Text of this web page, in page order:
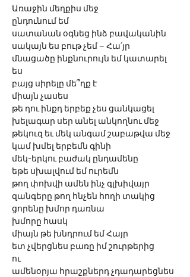
Առաջին մեղքիս մեջ
ընդունում եմ
սատանան օգնեց ինձ բավականին
սակայն ես բութ չեմ – Հա՛յր
մնացածը ինքնուրույն եմ կատարել
ես
բայց սիրելը մե՞ղք է
միայն չասես
թե դու ինքդ երբեք չես ցանկացել
խելագար սեր անել անկողնու մեջ
թեկուզ եւ մեկ անգամ շաբաթվա մեջ
կամ խմել երբեմն գինի
մեկ-երկու բաժակ ընդամենը
եթե սխալվում եմ ուրեմն
թող փոխվի ամեն ինչ գլխիվայր
զանգերը թող հնչեն հողի տակից
ցորենը խմոր դառնա
խմորը հասկ
միայն թե խնդրում եմ Հայր
ետ չվերցնես բառը իմ շուրթերից
ու
ամենօրյա հրաշքներդ չդադարեցնես